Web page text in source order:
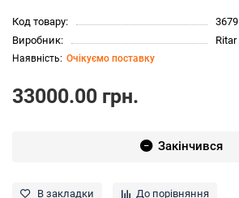
Код товару:
3679
Виробник:
Ritar
Очікуємо поставку
33000.00 грн.
Закінчився
В закладки До порівняння